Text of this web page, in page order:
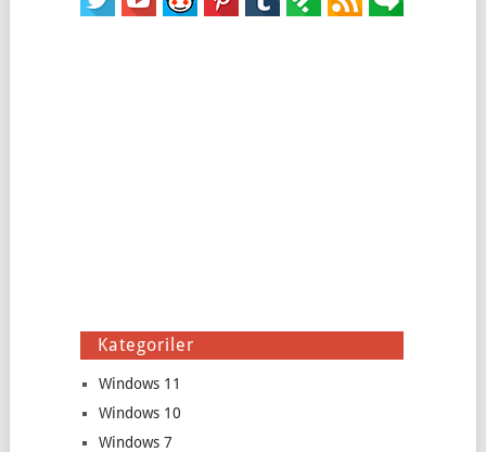
Kategoriler
Windows 11
Windows 10
Windows 7